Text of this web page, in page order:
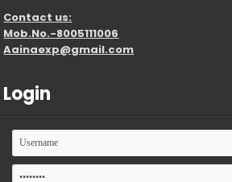
Contact us:
Mob.No.-8005111006
Aainaexp@gmail.com
Login